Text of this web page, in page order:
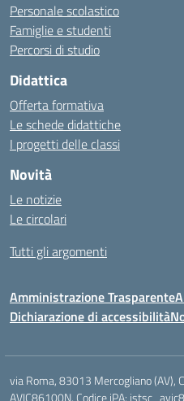
Personale scolastico
Famiglie e studenti
Percorsi di studio
Didattica
Offerta formativa
Le schede didattiche
I progetti delle classi
Novità
Le notizie
Le circolari
Tutti gli argomenti
Amministrazione Trasparente
Dichiarazione di accessibilità
via Roma, 83013 Mercogliano (AV),
AVIC86100N, Codice iPA: